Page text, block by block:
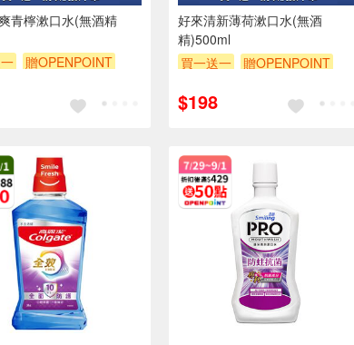
青檸漱口水(無酒精
贈OPENPOINT
好來清新薄荷漱口水(無酒
精)500ml
買一送一
贈OPENPOINT
$198